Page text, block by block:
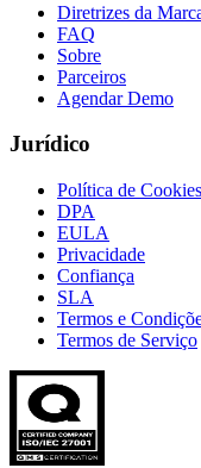
Diretrizes da
FAQ
Sobre
Parceiros
Agendar Demo
Jurídico
Política de Cookies
DPA
EULA
Privacidade
Confiança
SLA
Termos e
Termos de Serviço